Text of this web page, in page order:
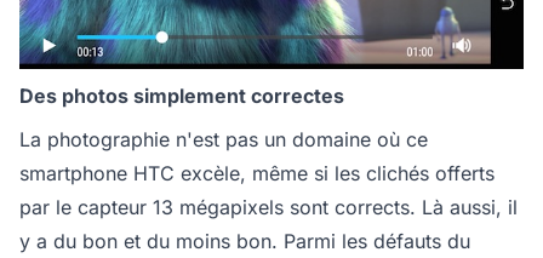
Des photos simplement correctes
La photographie n'est pas un domaine où ce
smartphone HTC excèle, même si les clichés offerts
par le capteur 13 mégapixels sont corrects. Là aussi, il
y a du bon et du moins bon. Parmi les défauts du